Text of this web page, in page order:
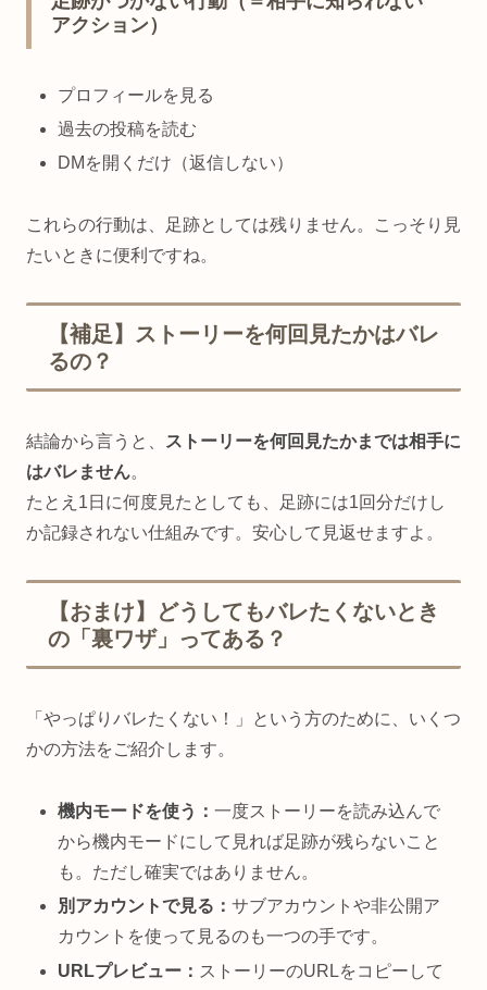
アクション）
プロフィールを見る
過去の投稿を読む
DMを開くだけ（返信しない）
これらの行動は、足跡としては残りません。こっそり見
たいときに便利ですね。
【補足】ストーリーを何回見たかはバレ
るの？
結論から言うと、
ストーリーを何回見たかまでは相手に
はバレません。
たとえ1日に何度見たとしても、足跡には1回分だけし
か記録されない仕組みです。安心して見返せますよ。
【おまけ】どうしてもバレたくないとき
の「裏ワザ」ってある？
「やっぱりバレたくない！」という方のために、いくつ
かの方法をご紹介します。
機内モードを使う：一度ストーリーを読み込んで
から機内モードにして見れば足跡が残らないこと
も。ただし確実ではありません。
別アカウントで見る：サブアカウントや非公開ア
カウントを使って見るのも一つの手です。
URLプレビュー： ストーリーのURLをコピーして